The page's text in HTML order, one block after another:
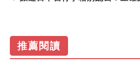
推薦閱讀